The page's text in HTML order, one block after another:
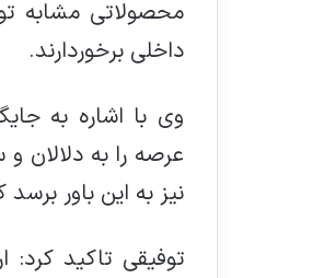
محصولاتی مشابه
داخلی برخوردارند.
وی با اشاره به
عرصه را به دلالان
نیز به این باور
توفیقی تاکید کرد: